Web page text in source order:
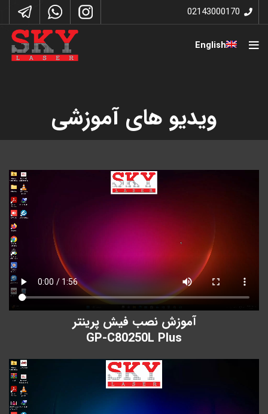
02143000170
English
ویدیو های آموزشی
آموزش نصب فیش پرینتر
GP-C80250L Plus